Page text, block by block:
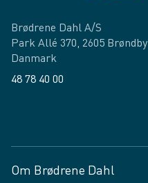
Brødrene Dahl A/S
Park Allé 370, 2605 Brøndby
Danmark
48 78 40 00
Om Brødrene Dahl